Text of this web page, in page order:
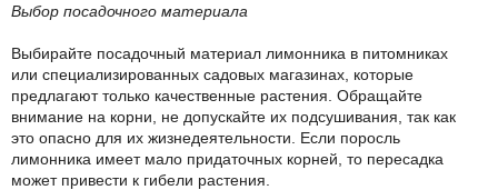
Выбор посадочного материала
Выбирайте посадочный материал лимонника в питомниках
или специализированных садовых магазинах, которые
предлагают только качественные растения. Обращайте
внимание на корни, не допускайте их подсушивания, так как
это опасно для их жизнедеятельности. Если поросль
лимонника имеет мало придаточных корней, то пересадка
может привести к гибели растения.